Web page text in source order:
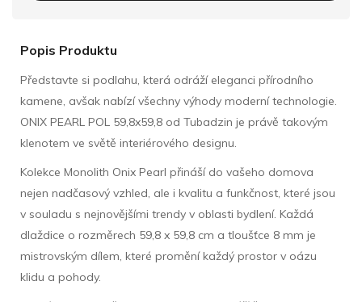
Popis Produktu
Představte si podlahu, která odráží eleganci přírodního
kamene, avšak nabízí všechny výhody moderní technologie.
ONIX PEARL POL 59,8x59,8 od Tubadzin je právě takovým
klenotem ve světě interiérového designu.
Kolekce Monolith Onix Pearl přináší do vašeho domova
nejen nadčasový vzhled, ale i kvalitu a funkčnost, které jsou
v souladu s nejnovějšími trendy v oblasti bydlení. Každá
dlaždice o rozměrech 59,8 x 59,8 cm a tloušťce 8 mm je
mistrovským dílem, které promění každý prostor v oázu
klidu a pohody.